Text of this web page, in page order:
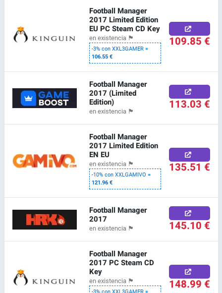
Football Manager
2017 Limited Edition
EU PC Steam CD Key
en existencia 🏴
-3% con XXL3GAMER =
106.55 €
109.85 €
Football Manager
2017 (Limited
Edition)
en existencia 🏴 113.03 €
Football Manager
2017 Limited Edition
EN EU
en existencia 🏴
-10% con XXLGAMIVO =
121.96 €
135.51 €
Football Manager
2017
en existencia 🏴 145.10 €
Football Manager
2017 PC Steam CD
Key
en existencia 🏴 148.99 €